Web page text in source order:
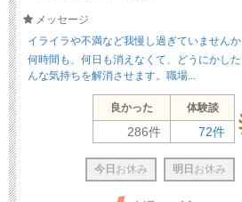
メッセージ
イライラや不満など我慢し過ぎていませんか
何時間も、何日も消えなくて、どうにかし
んな気持ちを解消させます。職場...
良かった 体験談
286件 72件
今日 お休み 明日 お休み